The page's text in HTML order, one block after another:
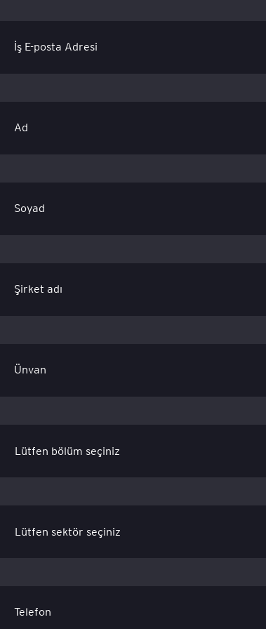
İş E-posta Adresi
Ad
Soyad
Şirket adı
Ünvan
Telefon